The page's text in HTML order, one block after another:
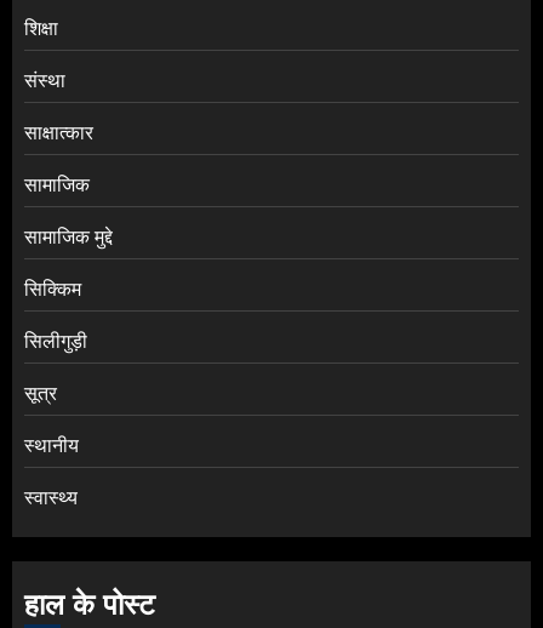
शिक्षा
संस्था
साक्षात्कार
सामाजिक
सामाजिक मुद्दे
सिक्किम
सिलीगुड़ी
सूत्र
स्थानीय
स्वास्थ्य
हाल के पोस्ट